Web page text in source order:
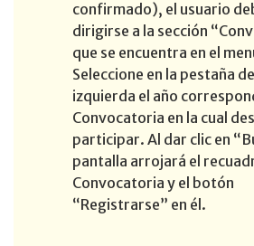
confirmado), el usuario
dirigirse a la sección
que se encuentra en el
Seleccione en la pestaña
izquierda el año
Convocatoria en la cual
participar. Al dar clic en
pantalla arrojará el
Convocatoria y el botón
“Registrarse” en él.